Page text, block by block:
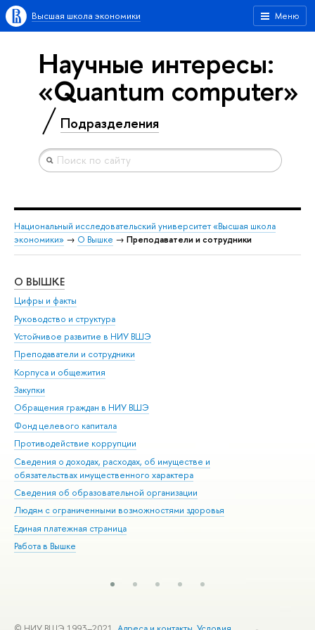
Меню
Высшая школа экономики
Научные интересы:
«Quantum computer»
Подразделения
Национальный исследовательский университет «Высшая школа
экономики» → О Вышке → Преподаватели и сотрудники
О ВЫШКЕ
Цифры и факты
Руководство и структура
Устойчивое развитие в НИУ ВШЭ
Преподаватели и сотрудники
Корпуса и общежития
Закупки
Обращения граждан в НИУ ВШЭ
Фонд целевого капитала
Противодействие коррупции
Сведения о доходах, расходах, об имуществе и
обязательствах имущественного характера
Сведения об образовательной организации
Людям с ограниченными возможностями здоровья
Единая платежная страница
Работа в Вышке